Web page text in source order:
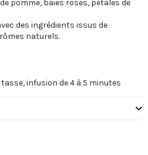
pomme, baies roses, pétales de
des ingrédients issus de
naturels.
infusion de 4 à 5 minutes